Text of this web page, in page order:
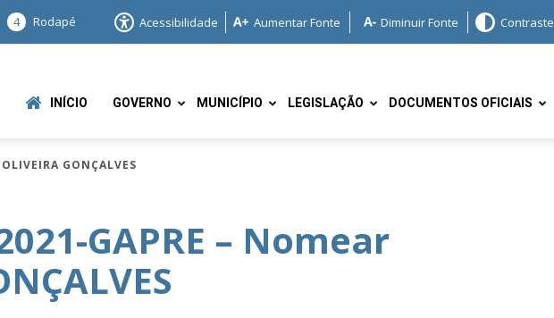
4 Rodapé Acessibilidade Aumentar Fonte Diminuir Fonte Contraste
INÍCIO GOVERNO MUNICÍPIO LEGISLAÇÃO DOCUMENTOS OFICIAIS
GONÇALVES
GAPRE – Nomear